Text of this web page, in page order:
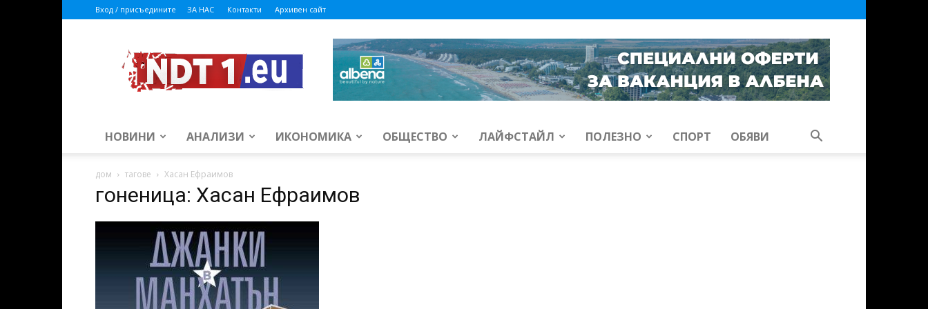
Вход / присъедините ЗА НАС Контакти Архивен сайт
НОВИНИ АНАЛИЗИ ИКОНОМИКА ОБЩЕСТВО ЛАЙФСТАЙЛ ПОЛЕЗНО СПОРТ ОБЯВИ
дом тагове Хасан Ефраимов
гоненица: Хасан Ефраимов